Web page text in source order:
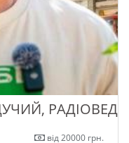
від 20000 грн.